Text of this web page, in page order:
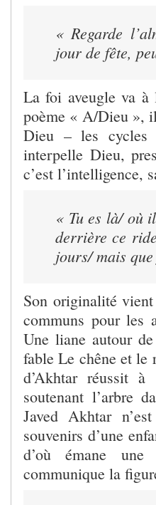
« Regarde
jour de fête,
La foi aveugle va à
poème « A/Dieu »,
Dieu – les cycles
interpelle Dieu,
c’est l’intelligence,
« Tu es là/ où
derrière ce
jours/ mais
Son originalité
communs pour les
Une liane autour
fable Le chêne et le
d’Akhtar réussit
soutenant l’arbre
Javed Akhtar
souvenirs d’une
d’où émane une
communique la